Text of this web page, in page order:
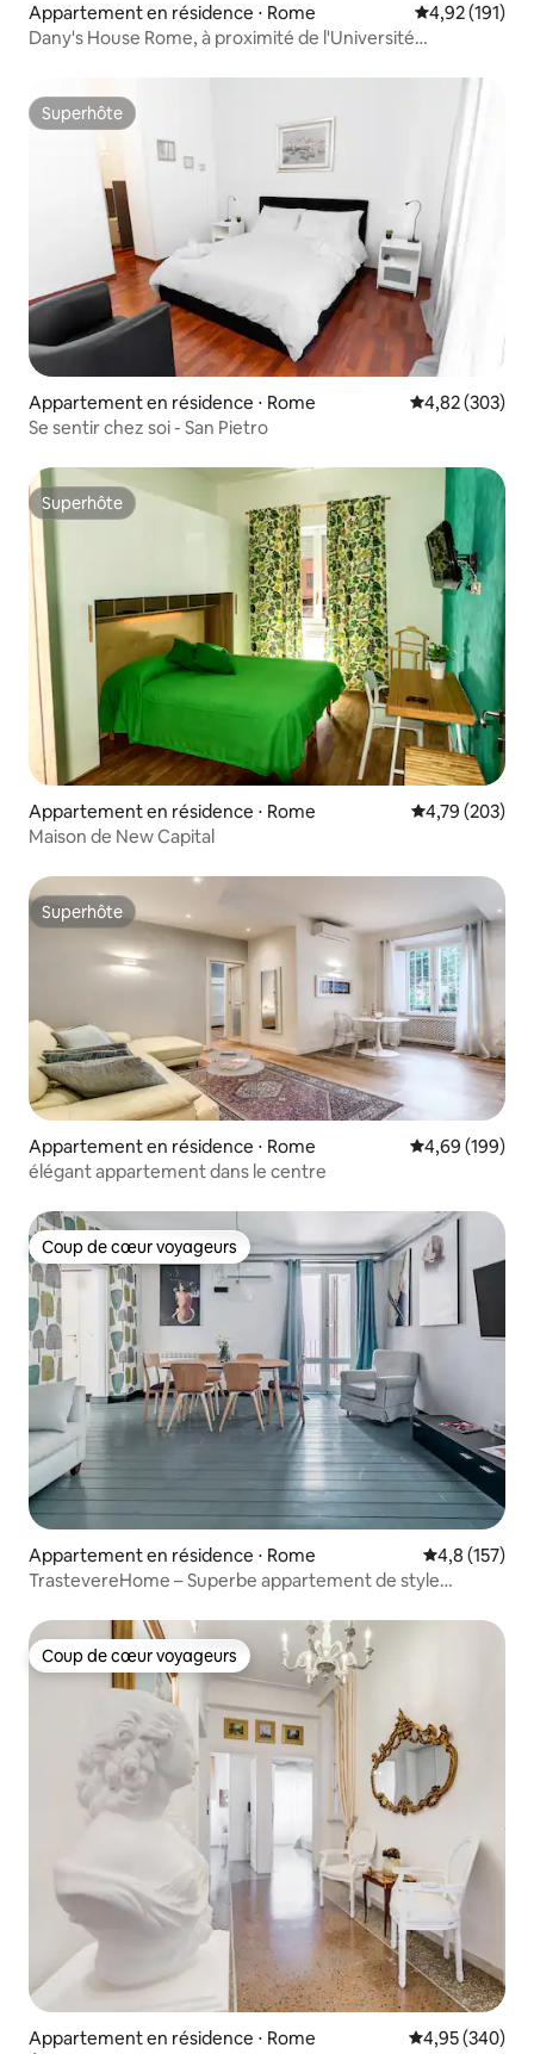
Appartement en résidence ⋅ Rome Évaluation
4,92 (191)
Dany's House Rome, à proximité de l'Université
Superhôte
Superhôte
Appartement en résidence ⋅ Rome Évaluation
4,82 (303)
Se sentir chez soi - San Pietro
Superhôte
Superhôte
Appartement en résidence ⋅ Rome Évaluation
4,79 (203)
Maison de New Capital
Superhôte
Superhôte
Appartement en résidence ⋅ Rome Évaluation
4,69 (199)
élégant appartement dans le centre
Coup de cœur voyageurs
Coup de cœur voyageurs
Appartement en résidence ⋅ Rome Évaluation
4,8 (157)
TrastevereHome – Superbe appartement de style
Coup de cœur voyageurs
Coup de cœur voyageurs
Appartement en résidence ⋅ Rome Évaluation
4,95 (340)